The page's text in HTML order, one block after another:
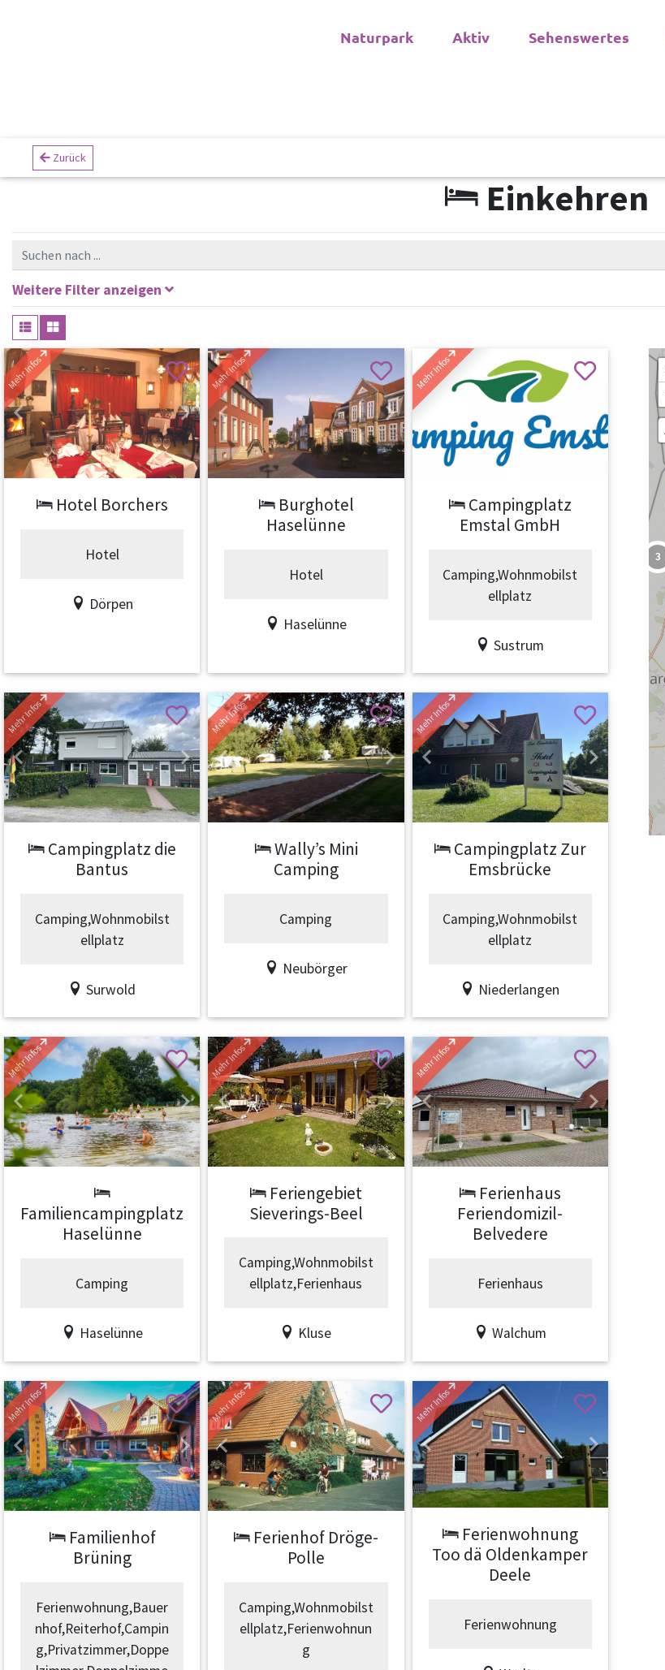
Naturpark Aktiv Sehenswertes
Zurück
Einkehren
Weitere Filter anzeigen
Previous Next
Mehr Infos
Hotel Borchers
Hotel
Dörpen
Previous Next
Mehr Infos
Burghotel
Haselünne
Hotel
Haselünne
Previous Next
Mehr Infos
Campingplatz
Emstal GmbH
Camping,Wohnmobilst
ellplatz
Sustrum
Previous Next
Mehr Infos
Campingplatz die
Bantus
Camping,Wohnmobilst
ellplatz
Surwold
Previous Next
Mehr Infos
Wally’s Mini
Camping
Camping
Neubörger
Previous Next
Mehr Infos
Campingplatz Zur
Emsbrücke
Camping,Wohnmobilst
ellplatz
Niederlangen
Previous Next
Mehr Infos
Familiencampingplatz
Haselünne
Camping
Haselünne
Previous Next
Mehr Infos
Feriengebiet
Sieverings-Beel
Camping,Wohnmobilst
ellplatz,Ferienhaus
Kluse
Previous Next
Mehr Infos
Ferienhaus
Feriendomizil-
Belvedere
Ferienhaus
Walchum
Previous Next
Mehr Infos
Familienhof
Brüning
Ferienwohnung,Bauer
nhof,Reiterhof,Campin
g,Privatzimmer,Doppe
Previous Next
Mehr Infos
Ferienhof Dröge-
Polle
Camping,Wohnmobilst
ellplatz,Ferienwohnun
g
Previous Next
Mehr Infos
Ferienwohnung
Too dä Oldenkamper
Deele
Ferienwohnung
3